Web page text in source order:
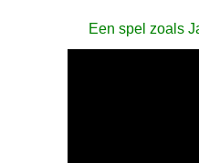
Een spel zoals